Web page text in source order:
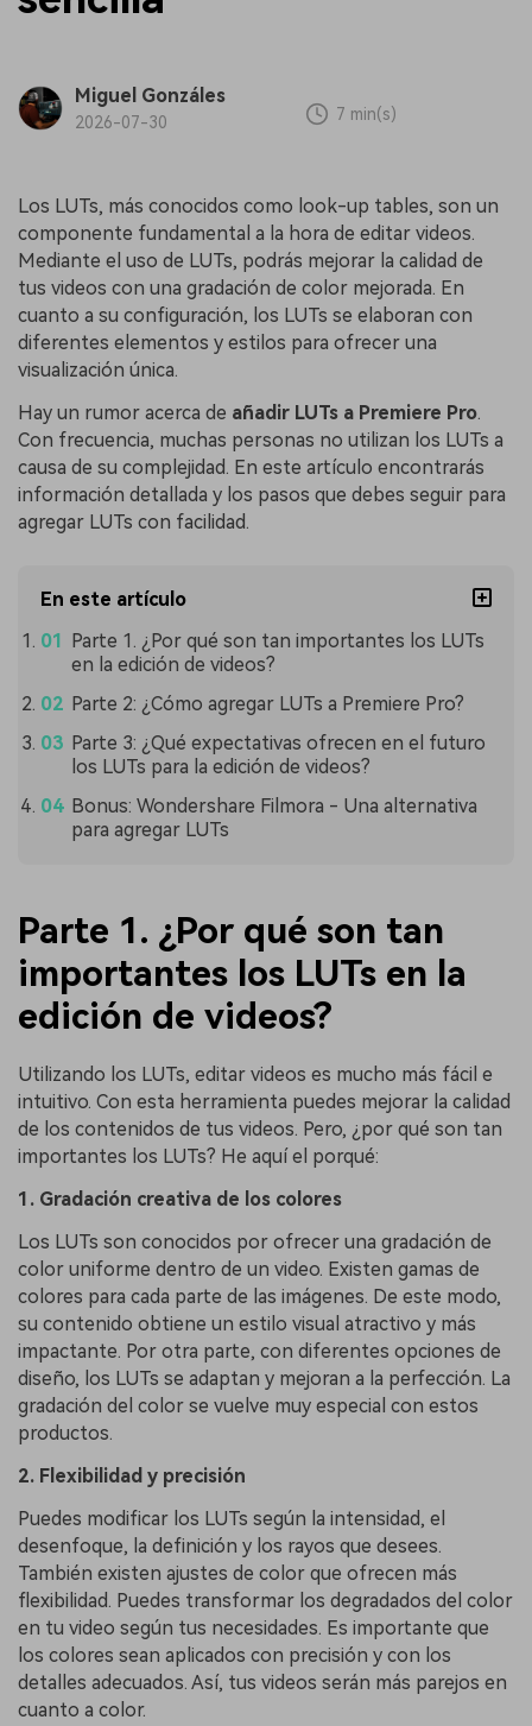
Miguel Gonzáles
2026-07-30 7 min(s)
Los LUTs, más conocidos como look-up tables, son un
componente fundamental a la hora de editar videos.
Mediante el uso de LUTs, podrás mejorar la calidad de
tus videos con una gradación de color mejorada. En
cuanto a su configuración, los LUTs se elaboran con
diferentes elementos y estilos para ofrecer una
visualización única.
Hay un rumor acerca de añadir LUTs a Premiere Pro.
Con frecuencia, muchas personas no utilizan los LUTs a
causa de su complejidad. En este artículo encontrarás
información detallada y los pasos que debes seguir para
agregar LUTs con facilidad.
En este artículo
Parte 1. ¿Por qué son tan importantes los LUTs
en la edición de videos?
Parte 2: ¿Cómo agregar LUTs a Premiere Pro?
Parte 3: ¿Qué expectativas ofrecen en el futuro
los LUTs para la edición de videos?
Bonus: Wondershare Filmora - Una alternativa
para agregar LUTs
Parte 1. ¿Por qué son tan
importantes los LUTs en la
edición de videos?
Utilizando los LUTs, editar videos es mucho más fácil e
intuitivo. Con esta herramienta puedes mejorar la calidad
de los contenidos de tus videos. Pero, ¿por qué son tan
importantes los LUTs? He aquí el porqué:
1. Gradación creativa de los colores
Los LUTs son conocidos por ofrecer una gradación de
color uniforme dentro de un video. Existen gamas de
colores para cada parte de las imágenes. De este modo,
su contenido obtiene un estilo visual atractivo y más
impactante. Por otra parte, con diferentes opciones de
diseño, los LUTs se adaptan y mejoran a la perfección. La
gradación del color se vuelve muy especial con estos
productos.
2. Flexibilidad y precisión
Puedes modificar los LUTs según la intensidad, el
desenfoque, la definición y los rayos que desees.
También existen ajustes de color que ofrecen más
flexibilidad. Puedes transformar los degradados del color
en tu video según tus necesidades. Es importante que
los colores sean aplicados con precisión y con los
detalles adecuados. Así, tus videos serán más parejos en
cuanto a color.